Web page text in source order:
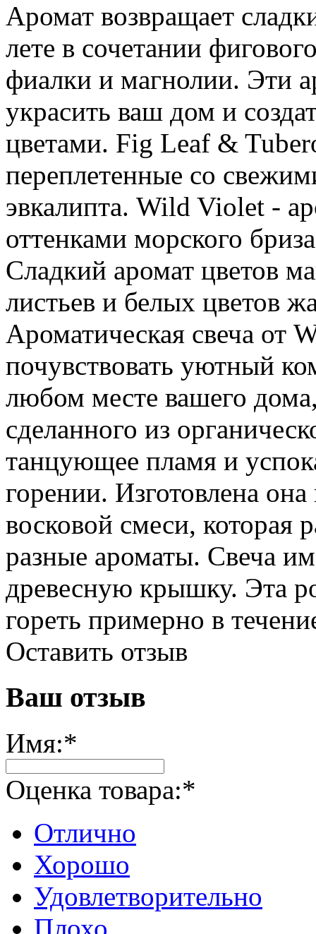
Аромат возвращает
лете в сочетании
фиалки и магнолии. Эти
украсить ваш дом и
цветами. Fig Leaf &
переплетенные со
эвкалипта. Wild Violet -
оттенками морского
Сладкий аромат цветов
листьев и белых цветов
Ароматическая свеча от
почувствовать уютный
любом месте вашего
сделанного из
танцующее пламя и
горении. Изготовлена
восковой смеси, которая
разные ароматы. Свеча
древесную крышку. Эта
гореть примерно в
Оставить отзыв
Ваш отзыв
Имя:*
Оценка товара:*
Отлично
Хорошо
Удовлетворительно
Плохо